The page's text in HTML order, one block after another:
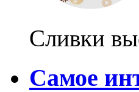
Сливки
Самое